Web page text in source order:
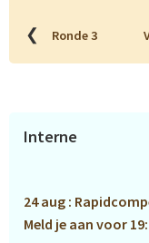
❮ Ronde 3
Primaire
Interne
24 aug :
Meld je aan voor